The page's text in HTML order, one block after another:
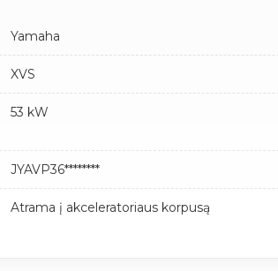
Yamaha
XVS
53 kW
JYAVP36********
Atrama į akceleratoriaus korpusą